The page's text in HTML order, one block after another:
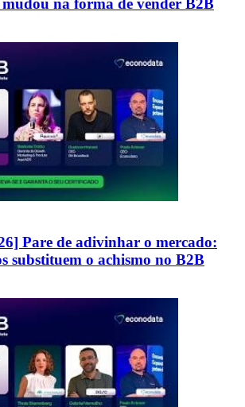
mudou na forma de vender B2B
Pare de adivinhar o mercado:
substituem o achismo no B2B